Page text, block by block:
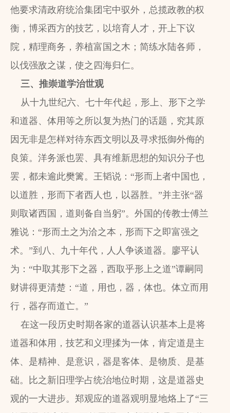
他要求清政府统洽集团宅中驭外，总揽政教的权
衡，博采西方的技艺，以培育人才，开上下议
院，精理商务，养植富国之木；简练水陆各师，
以伐强敌之谋，使之四海归仁。
三、推崇道学治世观
从十九世纪六、七十年代起，形上、形下之学
和道器、体用等之所以复为热门的话题，究其原
因无非是怎样对待东西文明以及寻求抵御外侮的
良策。洋务派也罢、具有维新思想的知识分子也
罢，都未逾此樊篱。王韬说：“形而上者中国也，
以道胜，形而下者西人也，以器胜。”并主张“器
则取诸西国，道则备自当躬”。外国的传教士傅兰
雅说：“形而土之为洽之本，形而下之即富强之
术。”到八、九十年代，人人争谈道器。廖平认
为：“中取其形下之器，西取乎形上之道”谭嗣同
财讲得更清楚：“道，用也，器，体也。体立而用
行，器存而道亡。”
在这一段历史时期各家的道器认识基本上是将
道器和体用，技艺和义理揉为一体，肯定道是主
体、是精神、是意识，器是客体、是物质、是基
础。比之新旧理学占统治地位时期，这是道器史
观的一大进步。郑观应的道器观明显地烙上了“三